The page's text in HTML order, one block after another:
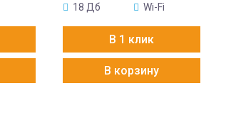
18 Дб
Wi-Fi
В 1 клик
В корзину